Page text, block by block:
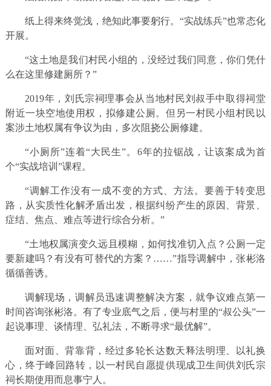
纸上得来终觉浅，绝知此事要躬行。“实战练兵”也常态化
开展。
“这土地是我们村民小组的，没经过我们同意，你们凭什
么在这里修建厕所？”
2019年，刘氏宗祠理事会从当地村民刘叔手中取得祠堂
附近一块空地使用权，拟修建公厕。但另一村民小组村民以
案涉土地权属有争议为由，多次阻挠公厕修建。
“小厕所”连着“大民生”。6年的拉锯战，让该案成为首
个“实战培训”课程。
“调解工作没有一成不变的方式、方法。要善于转变思
路，从实质性化解矛盾出发，根据纠纷产生的原因、背景、
症结、焦点、难点等进行综合分析。”
“土地权属演变久远且模糊，如何找准切入点？公厕一定
要新建吗？有没有可替代的方案？……”指导调解中，张彬洛
循循善诱。
调解现场，调解员迅速调整解决方案，就争议难点第一
时间咨询张彬洛。有了专业底气之后，便与村里的“叔公头”一
起说事理、谈情理、弘礼法，不断寻求“最优解”。
面对面、背靠背，经过多轮长达数天释法明理、以礼换
心，终于峰回路转，以一村民自愿提供现成卫生间供刘氏宗
祠长期使用而息事宁人。